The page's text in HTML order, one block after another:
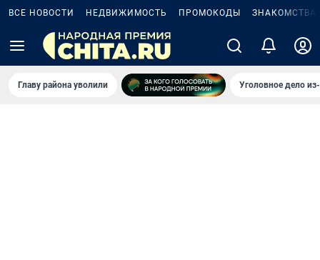
ВСЕ НОВОСТИ НЕДВИЖИМОСТЬ ПРОМОКОДЫ ЗНАКОМСТВА
Главу района уволили Уголовное дело